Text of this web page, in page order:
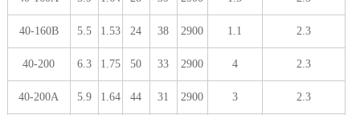
40-160B 5.5 1.53 24 38 2900 1.1 2.3
40-200 6.3 1.75 50 33 2900 4 2.3
40-200A 5.9 1.64 44 31 2900 3 2.3